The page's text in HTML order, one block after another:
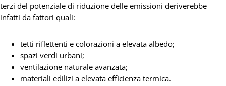
terzi del potenziale di riduzione delle emissioni deriverebbe
infatti da fattori quali:
tetti riflettenti e colorazioni a elevata albedo;
spazi verdi urbani;
ventilazione naturale avanzata;
materiali edilizi a elevata efficienza termica.